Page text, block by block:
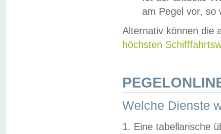
am Pegel vor,
Alternativ können die
höchsten
Welche Dienste
1. Eine tabellarische